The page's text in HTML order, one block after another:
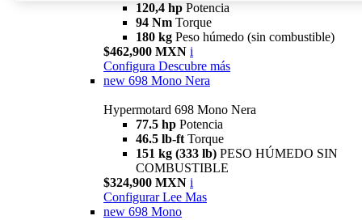
120,4 hp Potencia
94 Nm Torque
180 kg Peso húmedo (sin combustible)
$462,900 MXN i
Configura Descubre más
new 698 Mono Nera
Hypermotard 698 Mono Nera
77.5 hp Potencia
46.5 lb-ft Torque
151 kg (333 lb) PESO HÚMEDO SIN
COMBUSTIBLE
$324,900 MXN i
Configurar Lee Mas
new 698 Mono